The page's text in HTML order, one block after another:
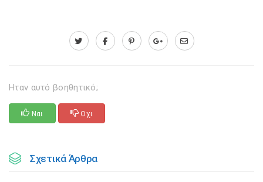
Ηταν αυτό βοηθητικό;
Ναι Οχι
Σχετικά Άρθρα